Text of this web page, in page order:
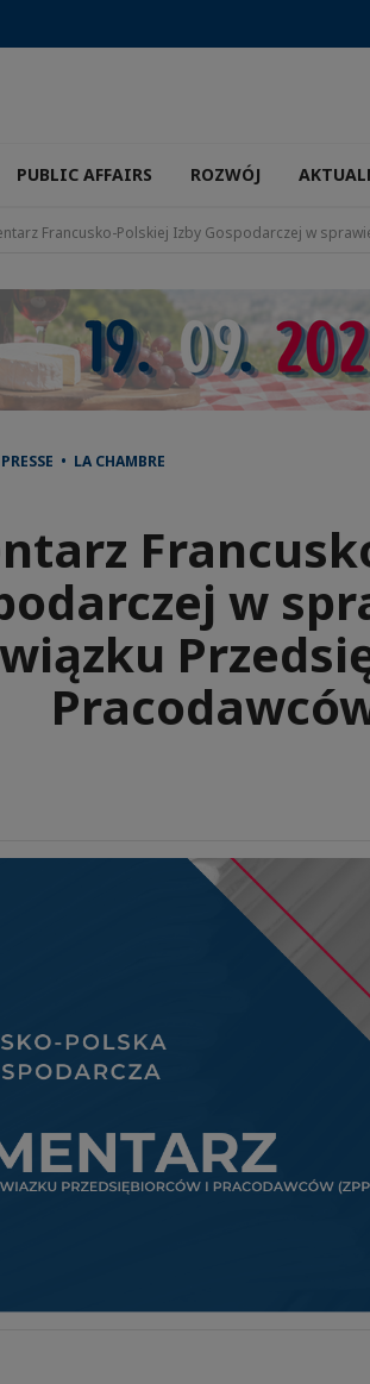
PUBLIC AFFAIRS ROZWÓJ
Francusko-Polskiej Izby Gospodarczej w
• LA CHAMBRE
w